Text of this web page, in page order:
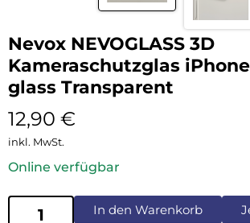
Nevox NEVOGLASS 3D
Kameraschutzglas
glass Transparent
12,90 €
inkl. MwSt.
Online verfügbar
In den Warenkorb